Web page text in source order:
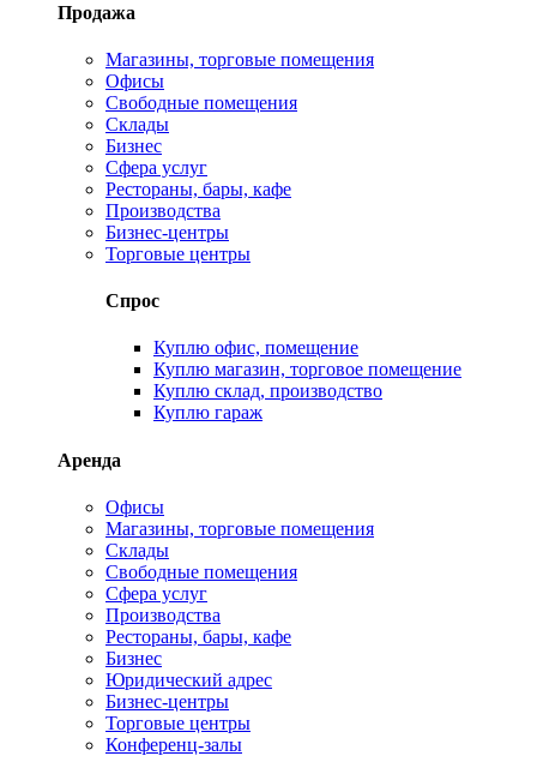
Продажа
Магазины, торговые помещения
Офисы
Свободные помещения
Склады
Бизнес
Сфера услуг
Рестораны, бары, кафе
Производства
Бизнес-центры
Торговые центры
Спрос
Куплю офис, помещение
Куплю магазин, торговое помещение
Куплю склад, производство
Куплю гараж
Аренда
Офисы
Магазины, торговые помещения
Склады
Свободные помещения
Сфера услуг
Производства
Рестораны, бары, кафе
Бизнес
Юридический адрес
Бизнес-центры
Торговые центры
Конференц-залы